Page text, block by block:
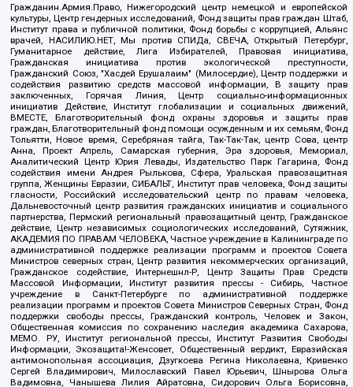
Гражданин.Армия.Право, Нижегородский центр немецкой и европейской
культуры, Центр гендерных исследований, Фонд защиты прав граждан Штаб,
Институт права и публичной политики, Фонд борьбы с коррупцией, Альянс
врачей, НАСИЛИЮ.НЕТ, Мы против СПИДа, СВЕЧА, Открытый Петербург,
Гуманитарное действие, Лига Избирателей, Правовая инициатива,
Гражданская инициатива против экологической преступности,
Гражданский Союз, "Хасдей Ерушалаим" (Милосердие), Центр поддержки и
содействия развитию средств массовой информации, В защиту прав
заключенных, Горячая Линия, Центр социально-информационных
инициатив Действие, Институт глобализации и социальных движений,
ВМЕСТЕ, Благотворительный фонд охраны здоровья и защиты прав
граждан, Благотворительный фонд помощи осужденным и их семьям, Фонд
Тольятти, Новое время, Серебряная тайга, Так-Так-Так, центр Сова, центр
Анна, Проект Апрель, Самарская губерния, Эра здоровья, Мемориал,
Аналитический Центр Юрия Левады, Издательство Парк Гагарина, Фонд
содействия имени Андрея Рылькова, Сфера, Уральская правозащитная
группа, Женщины Евразии, СИБАЛЬТ, Институт прав человека, Фонд защиты
гласности, Российский исследовательский центр по правам человека,
Дальневосточный центр развития гражданских инициатив и социального
партнерства, Пермский региональный правозащитный центр, Гражданское
действие, Центр независимых социологических исследований, Сутяжник,
АКАДЕМИЯ ПО ПРАВАМ ЧЕЛОВЕКА, Частное учреждение в Калининграде по
административной поддержке реализации программ и проектов Совета
Министров северных стран, Центр развития некоммерческих организаций,
Гражданское содействие, Интернешнл-Р, Центр Защиты Прав Средств
Массовой Информации, Институт развития прессы - Сибирь, Частное
учреждение в Санкт-Петербурге по административной поддержке
реализации программ и проектов Совета Министров Северных Стран, Фонд
поддержки свободы прессы, Гражданский контроль, Человек и Закон,
Общественная комиссия по сохранению наследия академика Сахарова,
МЕМО. РУ, Институт региональной прессы, Институт Развития Свободы
Информации, Экозащита!-Женсовет, Общественный вердикт, Евразийская
антимонопольная ассоциация, Дзугкоева Регина Николаевна, Кривенко
Сергей Владимирович, Милославский Павел Юрьевич, Шнырова Ольга
Вадимовна, Чанышева Лилия Айратовна, Сидорович Ольга Борисовна,